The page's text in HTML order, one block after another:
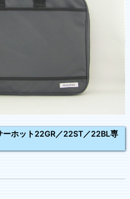
ーホット22GR／22ST／22BL専